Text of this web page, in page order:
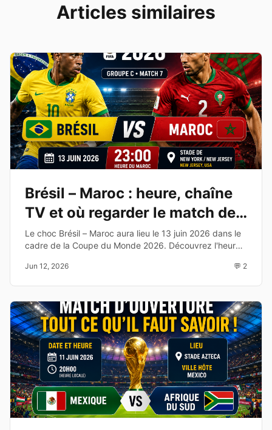
Articles similaires
Brésil – Maroc : heure, chaîne
TV et où regarder le match de
la Coupe du Monde 2026
Le choc Brésil – Maroc aura lieu le 13 juin 2026 dans le
cadre de la Coupe du Monde 2026. Découvrez l'heure,
de cette affiche du Groupe C.
Jun 12, 2026 💬 2